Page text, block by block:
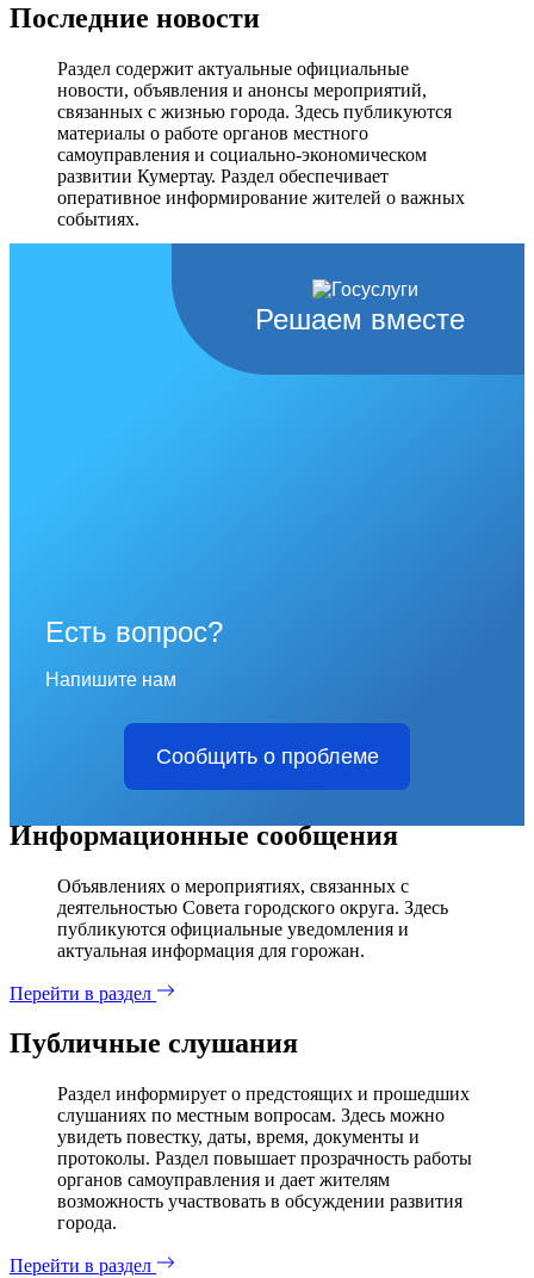
Последние новости
Раздел содержит актуальные официальные
новости, объявления и анонсы мероприятий,
связанных с жизнью города. Здесь публикуются
материалы о работе органов местного
самоуправления и социально-экономическом
развитии Кумертау. Раздел обеспечивает
оперативное информирование жителей о важных
событиях.
Решаем вместе
Есть вопрос?
Напишите нам
Сообщить о проблеме
Информационные сообщения
Объявлениях о мероприятиях, связанных с
деятельностью Совета городского округа. Здесь
публикуются официальные уведомления и
актуальная информация для горожан.
Перейти в раздел
Публичные слушания
Раздел информирует о предстоящих и прошедших
слушаниях по местным вопросам. Здесь можно
увидеть повестку, даты, время, документы и
протоколы. Раздел повышает прозрачность работы
органов самоуправления и дает жителям
возможность участвовать в обсуждении развития
города.
Перейти в раздел